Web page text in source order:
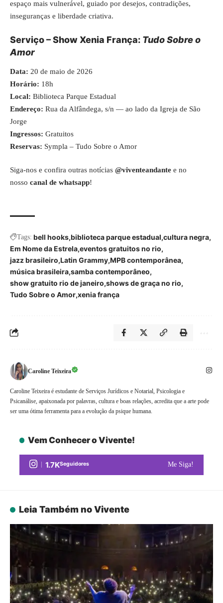
espaço mais vulnerável, guiado por desejos, contradições,
inseguranças e liberdade criativa.
Serviço – Show Xenia França: Tudo Sobre o
Amor
Data: 20 de maio de 2026
Horário: 18h
Local: Biblioteca Parque Estadual
Endereço: Rua da Alfândega, s/n — ao lado da Igreja de São
Jorge
Ingressos: Gratuitos
Reservas: Sympla – Tudo Sobre o Amor
Siga-nos e confira outras notícias @viventeandante e no
nosso canal de whatsapp!
Tags: bell hooks biblioteca parque estadual cultura negra
Em Nome da Estrela eventos gratuitos no rio
jazz brasileiro Latin Grammy MPB contemporânea
música brasileira samba contemporâneo
show gratuito rio de janeiro shows de graça no rio
Tudo Sobre o Amor xenia frança
Caroline Teixeira
Caroline Teixeira é estudante de Serviços Jurídicos e Notarial, Psicologia e
Psicanálise, apaixonada por palavras, cultura e boas relações, acredita que a arte pode
ser uma ótima ferramenta para a evolução da psique humana.
Vem Conhecer o Vivente!
1.7KSeguidores Me Siga!
Leia Também no Vivente